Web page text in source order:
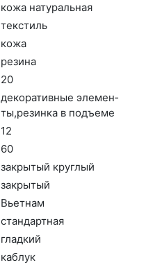
ко­жа на­тураль­ная
текс­тиль
ко­жа
ре­зина
20
де­кора­тив­ные эле­мен­
ты,ре­зин­ка в подъ­еме
12
60
зак­ры­тый круг­лый
зак­ры­тый
Вь­ет­нам
стан­дарт­ная
глад­кий
каб­лук